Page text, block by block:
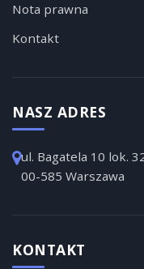
Nota prawna
Kontakt
NASZ ADRES
ul. Bagatela 10 lok.
00-585 Warszawa
KONTAKT